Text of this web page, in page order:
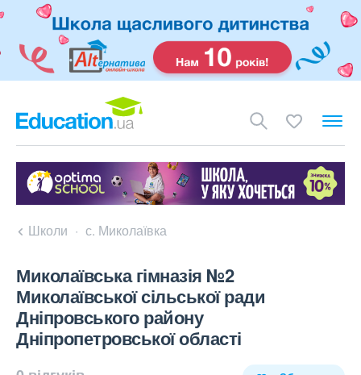
Школи с. Миколаївка
Миколаївська гімназія №2
Миколаївської сільської ради
Дніпровського району
Дніпропетровської області